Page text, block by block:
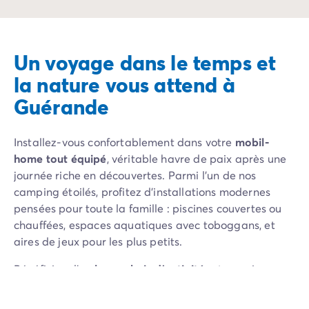
Un voyage dans le temps et
la nature vous attend à
Guérande
Installez-vous confortablement dans votre mobil-
home tout équipé, véritable havre de paix après une
journée riche en découvertes. Parmi l’un de nos
camping étoilés, profitez d’installations modernes
pensées pour toute la famille : piscines couvertes ou
chauffées, espaces aquatiques avec toboggans, et
aires de jeux pour les plus petits.
Bénéficiez d’un large choix d’activités
: tournois